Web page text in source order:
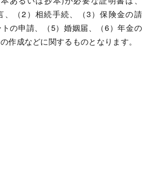
、（2）相続手続、（3）保険金の請
の申請、（5）婚姻届、（6）年金の
作成などに関するものとなります。